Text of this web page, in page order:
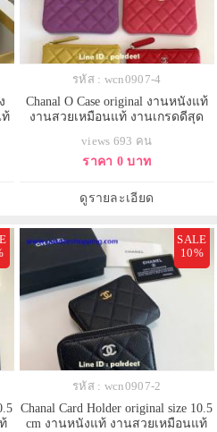
ท้
รหัส : wcn0907-4
Chanal O Case original งานหนังแท้
งานสวยเหมือนแท้ งานเกรดดีสุด
views 693 คน
ราคา 0 บาท
ดูรายละเอียด
SALE
10%
รหัส : wcn0907-2
Chanal Card Holder original size 10.5
cm งานหนังแท้ งานสวยเหมือนแท้